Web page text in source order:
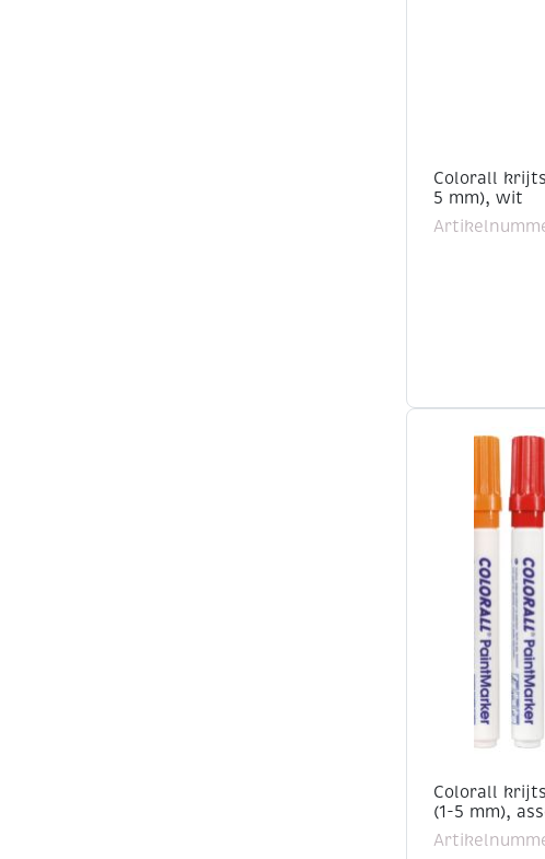
Colorall
5 mm), wit
Colorall
(1-5 mm),